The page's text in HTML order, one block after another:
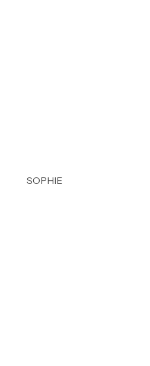
SOPHIE